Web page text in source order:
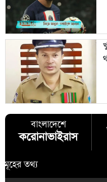
বাংলাদেশে
করোনাভাইরাস
তথ্য